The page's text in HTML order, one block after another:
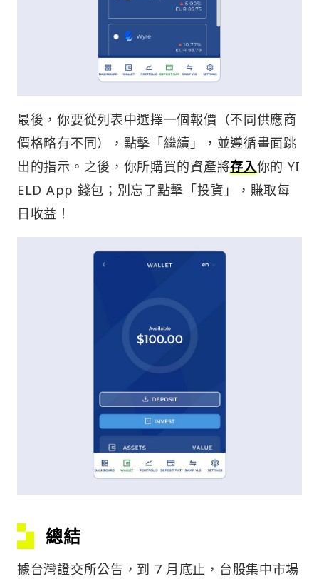
最後，你要從列表中選擇一個報價（不同供應商
價格略有不同），點擊「繼續」，並遵循畫面跳
出的指示。之後，你所購買的資產將存入你的 YI
ELD App 錢包；別忘了點擊「投資」，賺取每
日收益！
總結
據台灣證交所公告，到 7 月底止，台股集中市場